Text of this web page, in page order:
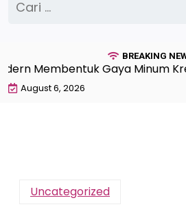
untuk:
BREAKING
Membentuk Gaya Minum
August 6, 2026
Uncategorized